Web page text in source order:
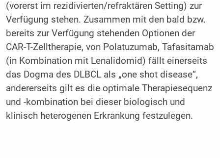
(vorerst im rezidivierten/refraktären Setting) zur
Verfügung stehen. Zusammen mit den bald bzw.
bereits zur Verfügung stehenden Optionen der
CAR-T-Zelltherapie, von Polatuzumab, Tafasitamab
(in Kombination mit Lenalidomid) fällt einerseits
das Dogma des DLBCL als „one shot disease“,
andererseits gilt es die optimale Therapiesequenz
und -kombination bei dieser biologisch und
klinisch heterogenen Erkrankung festzulegen.